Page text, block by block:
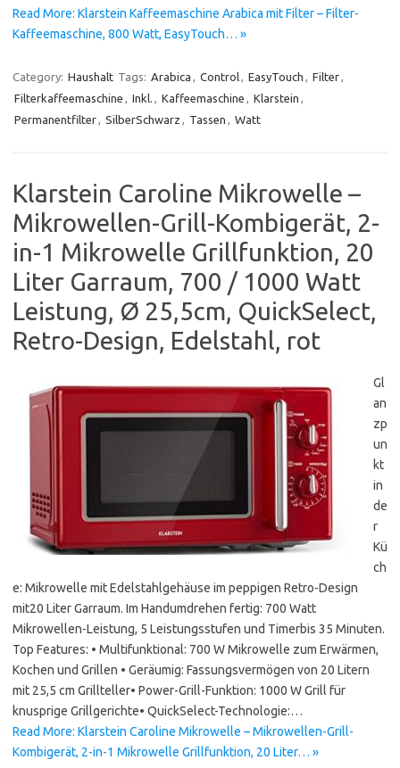
Read More: Klarstein Kaffeemaschine Arabica mit Filter – Filter-
Kaffeemaschine, 800 Watt, EasyTouch… »
Category: Haushalt Tags: Arabica , Control, EasyTouch , Filter,
Filterkaffeemaschine , Inkl. , Kaffeemaschine , Klarstein ,
Permanentfilter, SilberSchwarz , Tassen , Watt
Klarstein Caroline Mikrowelle –
Mikrowellen-Grill-Kombigerät, 2-
in-1 Mikrowelle Grillfunktion, 20
Liter Garraum, 700 / 1000 Watt
Leistung, Ø 25,5cm, QuickSelect,
Retro-Design, Edelstahl, rot
Gl
an
zp
un
kt
in
de
r
Kü
ch
e: Mikrowelle mit Edelstahlgehäuse im peppigen Retro-Design
mit20 Liter Garraum. Im Handumdrehen fertig: 700 Watt
Mikrowellen-Leistung, 5 Leistungsstufen und Timerbis 35 Minuten.
Top Features: • Multifunktional: 700 W Mikrowelle zum Erwärmen,
Kochen und Grillen • Geräumig: Fassungsvermögen von 20 Litern
mit 25,5 cm Grillteller• Power-Grill-Funktion: 1000 W Grill für
knusprige Grillgerichte• QuickSelect-Technologie:…
Read More: Klarstein Caroline Mikrowelle – Mikrowellen-Grill-
Kombigerät, 2-in-1 Mikrowelle Grillfunktion, 20 Liter… »